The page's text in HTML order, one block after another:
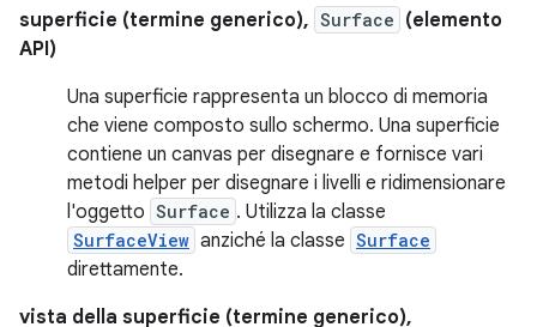
superficie (termine generico), Surface (elemento
API)
Una superficie rappresenta un blocco di memoria
che viene composto sullo schermo. Una superficie
contiene un canvas per disegnare e fornisce vari
metodi helper per disegnare i livelli e ridimensionare
l'oggetto Surface . Utilizza la classe
SurfaceView anziché la classe Surface
direttamente.
vista della superficie (termine generico),